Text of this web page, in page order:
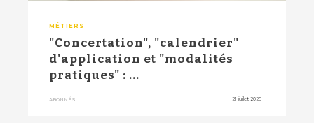
MÉTIERS
"Concertation", "calendrier"
d'application et "modalités
pratiques" : ...
ABONNÉS - 21 juillet 2026 -